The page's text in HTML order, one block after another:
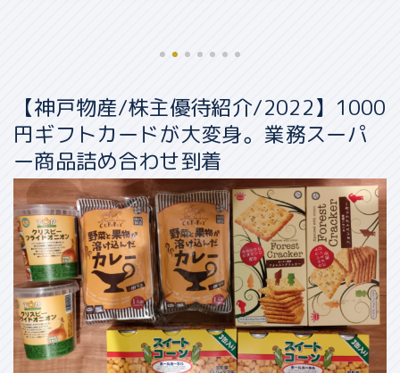
【神戸物産/株主優待紹介/2022】1000
円ギフトカードが大変身。業務スーパ
ー商品詰め合わせ到着